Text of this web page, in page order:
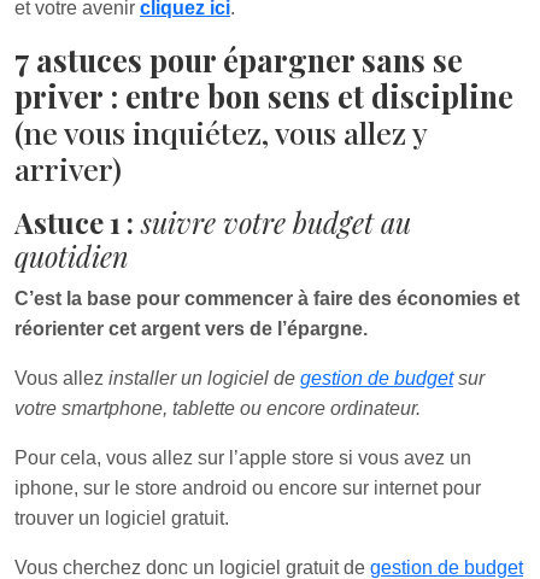
et votre avenir cliquez ici.
7 astuces pour épargner sans se
priver : entre bon sens et discipline
(ne vous inquiétez, vous allez y
arriver)
Astuce 1 : suivre votre budget au
quotidien
C’est la base pour commencer à faire des économies et
réorienter cet argent vers de l’épargne.
Vous allez installer un logiciel de gestion de budgetsur
votre smartphone, tablette ou encore ordinateur.
Pour cela, vous allez sur l’apple store si vous avez un
iphone, sur le store android ou encore sur internet pour
trouver un logiciel gratuit.
Vous cherchez donc un logiciel gratuit de gestion de budget